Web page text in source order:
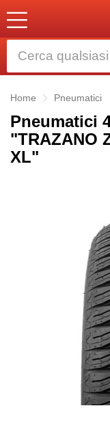
Home Pneumatici
Pneumatici
"TRAZANO
XL"